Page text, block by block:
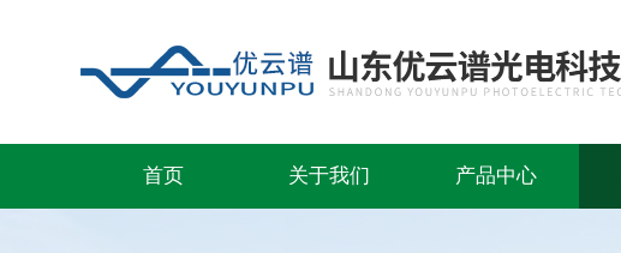
首页 关于我们 产品中心